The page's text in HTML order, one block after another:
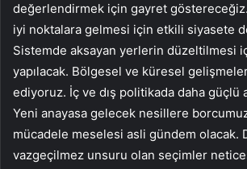
değerlendirmek için gayret
iyi noktalara gelmesi için etkili siyasete
Sistemde aksayan yerlerin düzeltilmesi
yapılacak. Bölgesel ve küresel
ediyoruz. İç ve dış politikada daha güçlü
Yeni anayasa gelecek nesillere
mücadele meselesi asli gündem olacak.
vazgeçilmez unsuru olan seçimler